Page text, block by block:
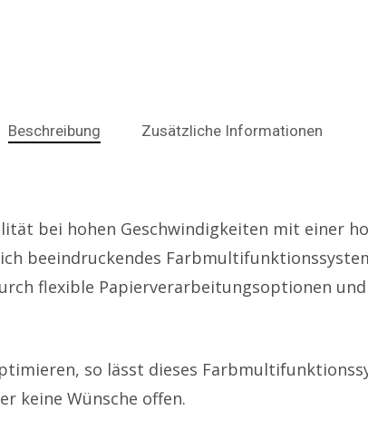
Beschreibung Zusätzliche Informationen
bei hohen Geschwindigkeiten mit einer
beeindruckendes
flexible Papierverarbeitungsoptionen
so lässt dieses
keine Wünsche offen.